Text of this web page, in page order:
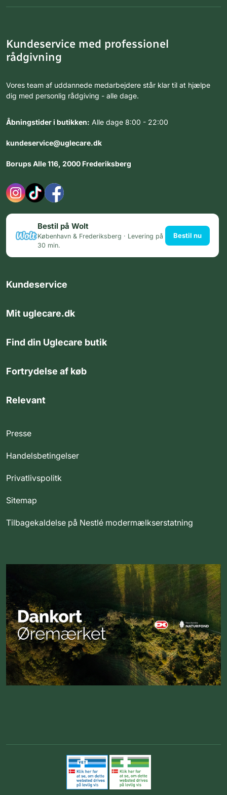
Kundeservice med professionel
rådgivning
Vores team af uddannede medarbejdere står klar til at hjælpe
dig med personlig rådgiving - alle dage.
Åbningstider i butikken: Alle dage 8:00 - 22:00
kundeservice@uglecare.dk
Borups Alle 116, 2000 Frederiksberg
Bestil på Wolt
København & Frederiksberg · Levering på
30 min.
Bestil nu
Kundeservice
Mit uglecare.dk
Find din Uglecare butik
Fortrydelse af køb
Relevant
Presse
Handelsbetingelser
Privatlivspolitk
Sitemap
Tilbagekaldelse på Nestlé modermælkserstatning